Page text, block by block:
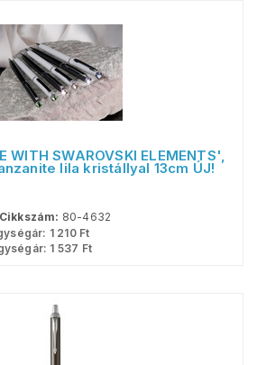
SWAROVSKI ELEMENTS',
lila kristállyal 13cm ÚJ!
Cikkszám: 80-4632
1 210Ft
1 537 Ft